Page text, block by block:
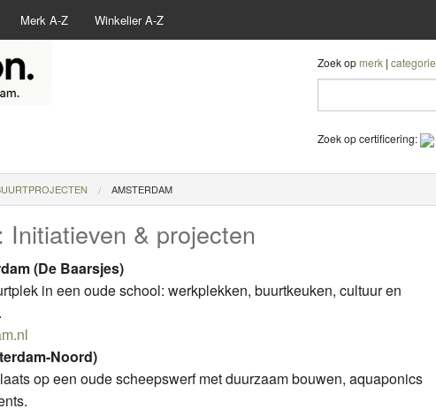
Merk A-Z Winkelier A-Z
Zoek opmerk | categorie
Zoek op certificering:
AMSTERDAM
Initiatieven & projecten
(De Baarsjes)
in een oude school: werkplekken, buurtkeuken, cultuur en
Noord)
op een oude scheepswerf met duurzaam bouwen, aquaponics